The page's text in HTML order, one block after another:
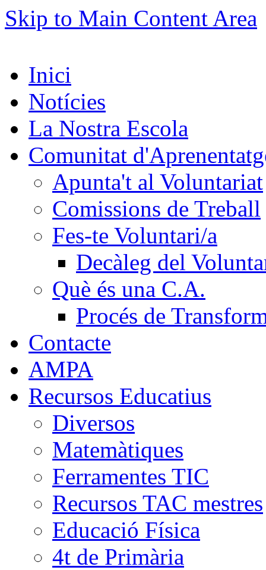
Skip to Main Content Area
Inici
Notícies
La Nostra Escola
Comunitat
Apunta't al Voluntariat
Comissions de Treball
Fes-te Voluntari/a
Decàleg del
Què és una C.A.
Procés de
Contacte
AMPA
Recursos Educatius
Diversos
Matemàtiques
Ferramentes TIC
Recursos TAC mestres
Educació Física
4t de Primària